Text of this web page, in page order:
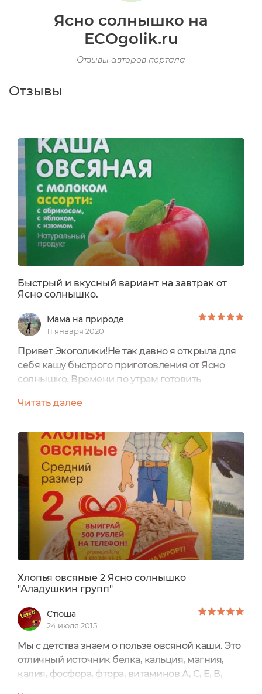
Ясно солнышко на
ECOgolik.ru
Отзывы авторов портала
Отзывы
Быстрый и вкусный вариант на завтрак от
Ясно солнышко.
Мама на природе
11 января 2020
Привет Экоголики!Не так давно я открыла для
себя кашу быстрого приготовления от Ясно
солнышко. Времени по утрам готовить
хочу. Да для меня важно утром поесть сытно и
плотно. Если я не поем нормально утром, меня
через час начинает тошнить и к обеду уже
сильно мучает голод. Но что делать, если
действительно утром времени нет совершенно
на готовку. Вот именно...
Читать далее
Хлопья овсяные 2 Ясно солнышко
"Аладушкин групп"
Стюша
24 июля 2015
Мы с детства знаем о пользе овсяной каши. Это
отличный источник белка, кальция, магния,
калия, фосфора, фтора, витаминов А, С, Е, В,